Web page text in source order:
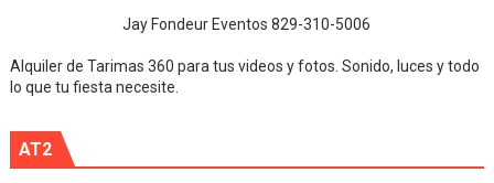
Jay Fondeur Eventos 829-310-5006
Alquiler de Tarimas 360 para tus videos y fotos. Sonido, luces y todo
lo que tu fiesta necesite.
AT2